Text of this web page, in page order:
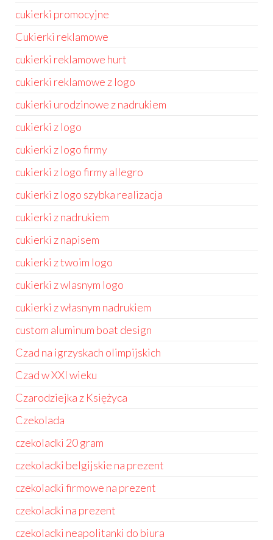
cukierki promocyjne
Cukierki reklamowe
cukierki reklamowe hurt
cukierki reklamowe z logo
cukierki urodzinowe z nadrukiem
cukierki z logo
cukierki z logo firmy
cukierki z logo firmy allegro
cukierki z logo szybka realizacja
cukierki z nadrukiem
cukierki z napisem
cukierki z twoim logo
cukierki z wlasnym logo
cukierki z własnym nadrukiem
custom aluminum boat design
Czad na igrzyskach olimpijskich
Czad w XXI wieku
Czarodziejka z Księżyca
Czekolada
czekoladki 20 gram
czekoladki belgijskie na prezent
czekoladki firmowe na prezent
czekoladki na prezent
czekoladki neapolitanki do biura